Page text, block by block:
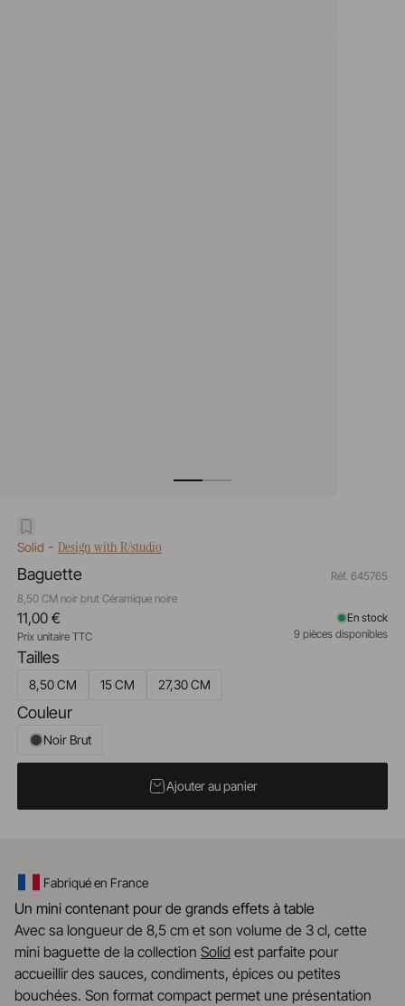
Solid - Design with R/studio
Baguette
8,50 CM noir brut Céramique noire
Réf. 645765
Tailles
8,50 CM 15 CM 27,30 CM
Couleur
Noir Brut
11,00 €
Prix unitaire TTC
En stock
9 pièces disponibles
Ajouter au panier
Fabriqué en France
Un mini contenant pour de grands effets à table
Avec sa longueur de 8,5 cm et son volume de 3 cl, cette
mini baguette de la collection Solid est parfaite pour
accueillir des sauces, condiments, épices ou petites
bouchées. Son format compact permet une présentation